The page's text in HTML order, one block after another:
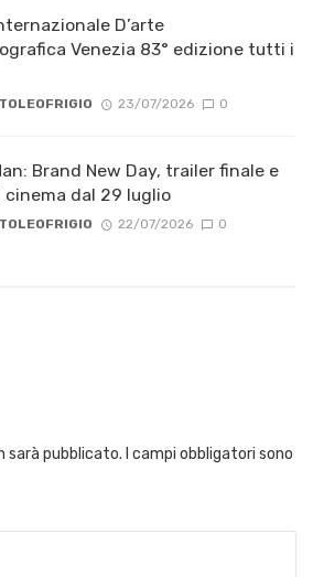
D’arte
Venezia 83° edizione tutti i
23/07/2026 0
Brand New Day, trailer finale e
cinema dal 29 luglio
22/07/2026 0
sarà pubblicato. I campi obbligatori sono